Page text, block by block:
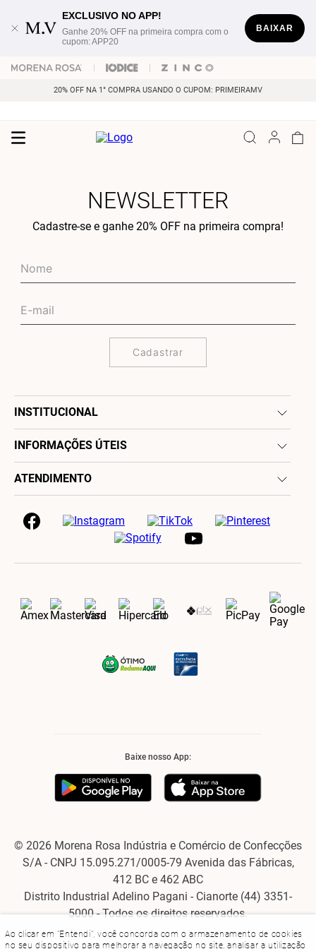
Ao clicar em "Entendi", você concorda com o armazenamento de cookies
no seu dispositivo para melhorar a navegação no site, analisar a utilização
EXCLUSIVO NO APP!
Ganhe 20% OFF na primeira compra com o
cupom: APP20
BAIXAR
20% OFF NA 1° COMPRA USANDO O CUPOM: PRIMEIRAMV
NEWSLETTER
Cadastre-se e ganhe 20% OFF na primeira compra!
Cadastrar
INSTITUCIONAL
INFORMAÇÕES ÚTEIS
ATENDIMENTO
Baixe nosso App:
© 2026 Morena Rosa Indústria e Comércio de Confecções
S/A - CNPJ 15.095.271/0005-79 Avenida das Fábricas,
412 BC e 462 ABC
Distrito Industrial Adelino Pagani - Cianorte (44) 3351-
5000 - Todos os direitos reservados.